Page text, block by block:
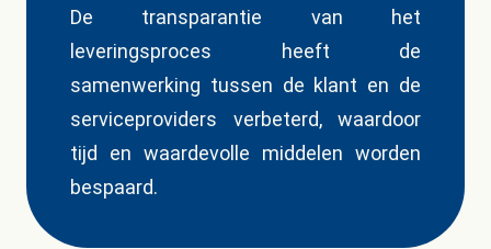
De transparantie van het
leveringsproces heeft de
samenwerking tussen de klant en de
serviceproviders verbeterd, waardoor
tijd en waardevolle middelen worden
bespaard.